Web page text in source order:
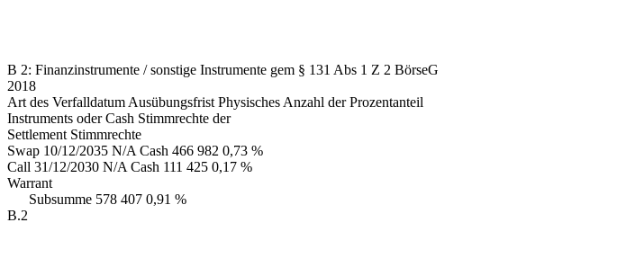
B 2: Finanzinstrumente / sonstige Instrumente gem § 131 Abs 1 Z 2 BörseG
2018
Art des Verfalldatum Ausübungsfrist Physisches Anzahl der Prozentanteil
Instruments oder Cash Stimmrechte der
Settlement Stimmrechte
Swap 10/12/2035 N/A Cash 466 982 0,73 %
Call 31/12/2030 N/A Cash 111 425 0,17 %
Warrant
Subsumme 578 407 0,91 %
B.2